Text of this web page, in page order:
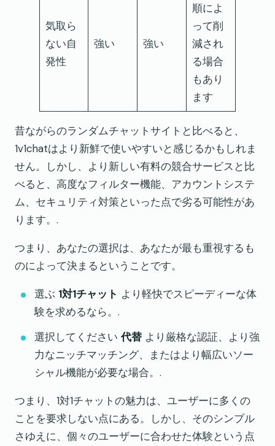
気取ら
ない自
発性
強い 強い
順によ
って削
減され
る場合
もあり
ます
昔ながらのランダムチャットサイトと比べると、
1v1chatはより新鮮で使いやすいと感じるかもしれま
せん。しかし、より新しい有料の競合サービスと比
べると、高度なフィルター機能、アカウントシステ
ム、セキュリティ対策といった点で劣る可能性があ
ります。.
つまり、あなたの選択は、あなたが最も重視するも
のによって決まるということです。
選ぶ 1対1チャット より軽快でスピーディーな体
験を求めるなら。.
選択してください 代替 より厳格な認証、より強
力なニッチマッチング、またはより幅広いソー
シャル機能が必要な場合。.
つまり、1対1チャットの魅力は、ユーザーに多くの
ことを要求しない点にある。しかし、そのシンプル
さゆえに、個々のユーザーに合わせた体験という点